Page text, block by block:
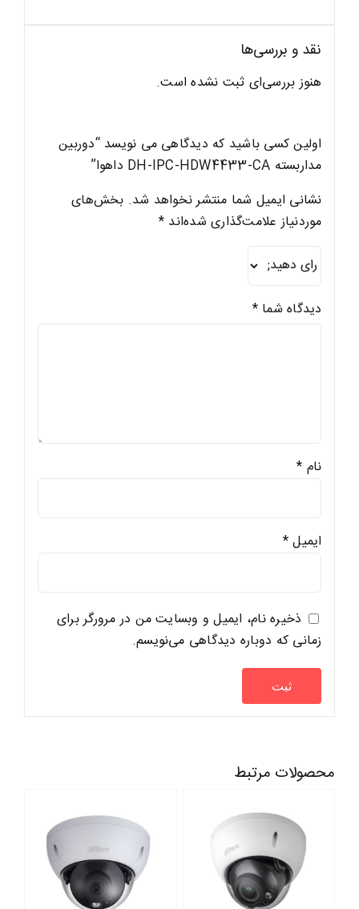
نقد و بررسی‌ها
هنوز بررسی‌ای ثبت نشده است.
اولین کسی باشید که دیدگاهی می نویسد “دوربین
مداربسته DH-IPC-HDW4433-CA داهوا”
نشانی ایمیل شما منتشر نخواهد شد. بخش‌های
موردنیاز علامت‌گذاری شده‌اند *
دیدگاه شما*
نام *
ایمیل*
ذخیره نام، ایمیل و وبسایت من در مرورگر برای
زمانی که دوباره دیدگاهی می‌نویسم.
محصولات مرتبط